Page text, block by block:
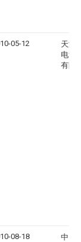
05-12
天津
电池
有限
08-18
中国